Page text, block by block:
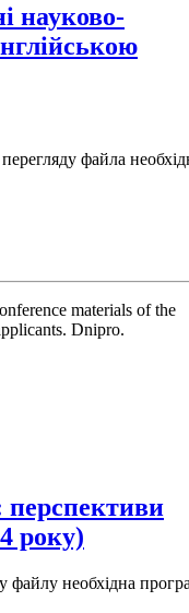
науково-
файла
materials of the
Dnipro.
перспективи
року)
файлу необхідна